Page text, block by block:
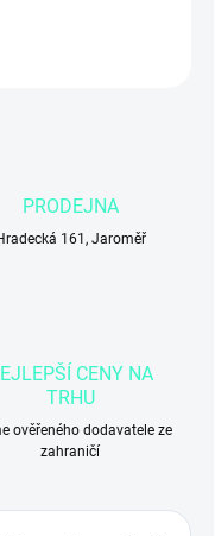
PRODEJNA
161, Jaroměř
CENY NA
TRHU
ověřeného dodavatele ze
zahraničí